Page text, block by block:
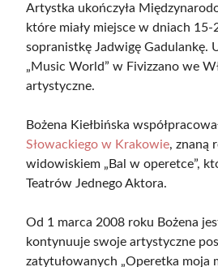
Artystka ukończyła
które miały miejsce w dniach
sopranistkę Jadwigę Gadulankę.
„Music World” w Fivizzano we
artystyczne.
Bożena Kiełbińska
Słowackiego w Krakowie, znaną
widowiskiem „Bal w operetce”,
Teatrów Jednego Aktora.
Od 1 marca 2008 roku Bożena
kontynuuje swoje artystyczne
zatytułowanych „Operetka moja